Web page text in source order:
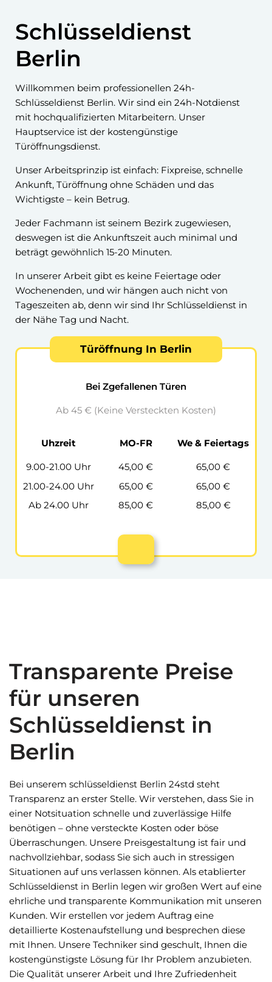
Schlüsseldienst
Berlin
Willkommen beim professionellen 24h-
Schlüsseldienst Berlin. Wir sind ein 24h-Notdienst
mit hochqualifizierten Mitarbeitern. Unser
Hauptservice ist der kostengünstige
Türöffnungsdienst.
Unser Arbeitsprinzip ist einfach: Fixpreise, schnelle
Ankunft, Türöffnung ohne Schäden und das
Wichtigste – kein Betrug.
Jeder Fachmann ist seinem Bezirk zugewiesen,
deswegen ist die Ankunftszeit auch minimal und
beträgt gewöhnlich 15-20 Minuten.
In unserer Arbeit gibt es keine Feiertage oder
Wochenenden, und wir hängen auch nicht von
Tageszeiten ab, denn wir sind Ihr Schlüsseldienst in
der Nähe Tag und Nacht.
Türöffnung In Berlin
Bei Zgefallenen Türen
Ab 45 € (Keine Versteckten Kosten)
Uhzreit MO-FR We & Feiertags
9.00-21.00 Uhr 45,00 €
65,00 €
21.00-24.00 Uhr
65,00 €
65,00 €
Ab 24.00 Uhr
85,00 € 85,00 €
Transparente Preise
für unseren
Schlüsseldienst in
Berlin
Bei unserem schlüsseldienst Berlin 24std steht
Transparenz an erster Stelle. Wir verstehen, dass Sie in
einer Notsituation schnelle und zuverlässige Hilfe
benötigen – ohne versteckte Kosten oder böse
Überraschungen. Unsere Preisgestaltung ist fair und
nachvollziehbar, sodass Sie sich auch in stressigen
Situationen auf uns verlassen können. Als etablierter
Schlüsseldienst in Berlin legen wir großen Wert auf eine
ehrliche und transparente Kommunikation mit unseren
Kunden. Wir erstellen vor jedem Auftrag eine
detaillierte Kostenaufstellung und besprechen diese
mit Ihnen. Unsere Techniker sind geschult, Ihnen die
kostengünstigste Lösung für Ihr Problem anzubieten.
Die Qualität unserer Arbeit und Ihre Zufriedenheit